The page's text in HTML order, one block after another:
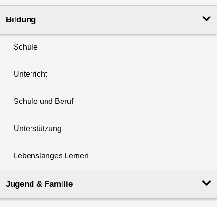
Bildung
Schule
Unterricht
Schule und Beruf
Unterstützung
Lebenslanges Lernen
Jugend & Familie